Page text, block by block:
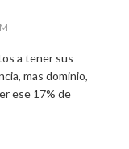
a tener sus
mas dominio,
ese 17% de